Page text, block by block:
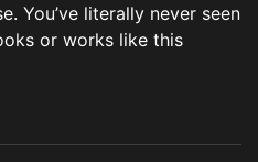
You’ve literally never seen
or works like this